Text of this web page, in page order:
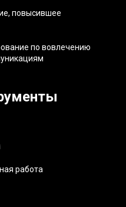
повысившее
по вовлечению
работа